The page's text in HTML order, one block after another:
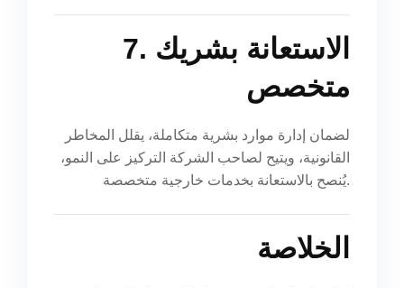
7. الاستعانة بشريك
متخصص
لضمان إدارة موارد بشرية متكاملة، يقلل المخاطر
القانونية، ويتيح لصاحب الشركة التركيز على النمو،
يُنصح بالاستعانة بخدمات خارجية متخصصة.
الخلاصة